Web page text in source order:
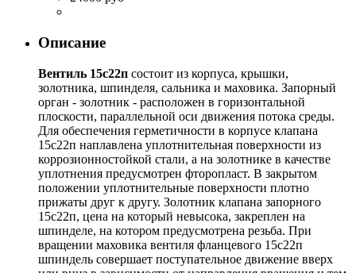
Описание
Вентиль 15с22п состоит из корпуса, крышки,
золотника, шпинделя, сальника и маховика. Запорный
орган - золотник - расположен в горизонтальной
плоскости, параллельной оси движения потока среды.
Для обеспечения герметичности в корпусе клапана
15с22п наплавлена уплотнительная поверхности из
коррозионностойкой стали, а на золотнике в качестве
уплотнения предусмотрен фторопласт. В закрытом
положении уплотнительные поверхности плотно
прижаты друг к другу. Золотник клапана запорного
15с22п, цена на который невысока, закреплен на
шпинделе, на котором предусмотрена резьба. При
вращении маховика вентиля фланцевого 15с22п
шпиндель совершает поступательное движение вверх